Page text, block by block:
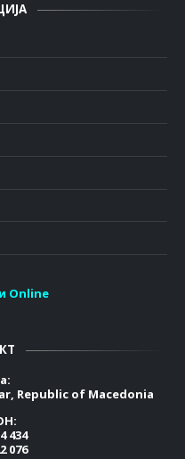
Online
Republic of Macedonia
434
076